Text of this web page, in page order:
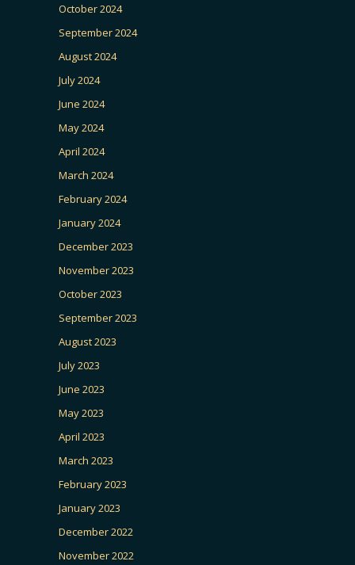
October 2024
September 2024
August 2024
July 2024
June 2024
May 2024
April 2024
March 2024
February 2024
January 2024
December 2023
November 2023
October 2023
September 2023
August 2023
July 2023
June 2023
May 2023
April 2023
March 2023
February 2023
January 2023
December 2022
November 2022